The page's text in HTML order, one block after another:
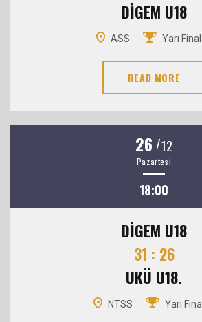
DİGEM U18
ASS Yarı Final
READ MORE
26 /12
Pazartesi
18:00
DİGEM U18
31 : 26
UKÜ U18.
NTSS Yarı Final